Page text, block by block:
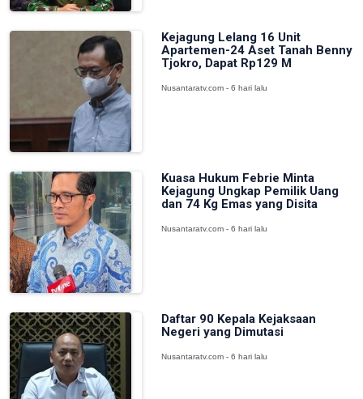
Kejagung Lelang 16 Unit
Apartemen-24 Aset Tanah Benny
Tjokro, Dapat Rp129 M
Nusantaratv.com - 6 hari lalu
Kuasa Hukum Febrie Minta
Kejagung Ungkap Pemilik Uang
dan 74 Kg Emas yang Disita
Nusantaratv.com - 6 hari lalu
Daftar 90 Kepala Kejaksaan
Negeri yang Dimutasi
Nusantaratv.com - 6 hari lalu